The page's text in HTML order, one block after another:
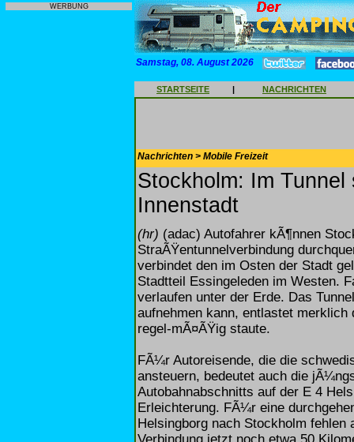
WERBUNG
Samstag, 08. August 2026
STARTSEITE | NACHRICHTEN
Nachrichten > Mobile Freizeit
Stockholm: Im
Innenstadt
(hr) (adac) Autofahrer kÃ¶nnen
StraÃŸentunnelverbindung
verbindet den im Osten der Stadt
Stadtteil Essingeleden im Westen.
verlaufen unter der Erde. Das
aufnehmen kann, entlastet
regel-mÃ¤ÃŸig staute.
FÃ¼r Autoreisende, die die
ansteuern, bedeutet auch die
Autobahnabschnitts auf der E 4
Erleichterung. FÃ¼r eine
Helsingborg nach Stockholm fehlen
Verbindung jetzt noch etwa 50